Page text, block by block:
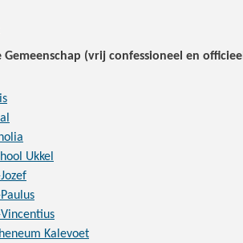
(vrij confessioneel en officieel
Ukkel
Kalevoet